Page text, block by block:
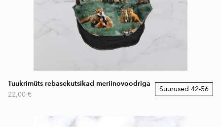
Tuukrimüts rebasekutsikad meriinovoodriga
22,00 €
Suurused 42-56